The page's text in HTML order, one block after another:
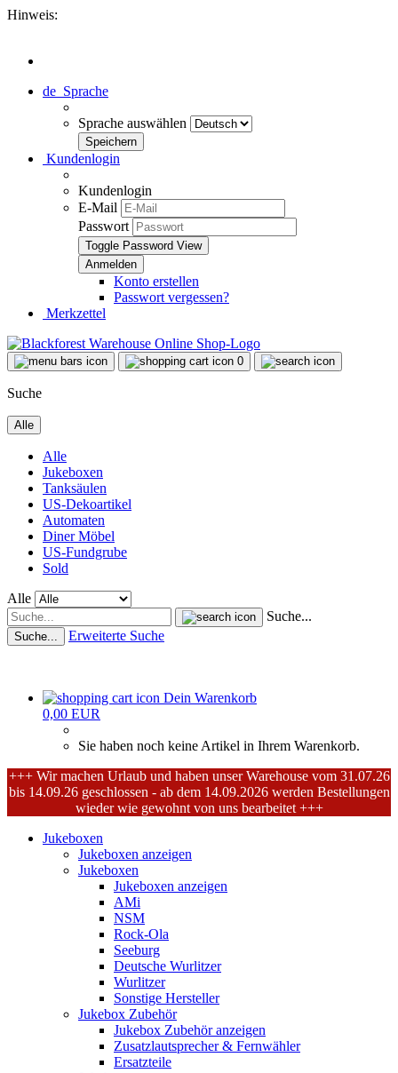
Hinweis:
de Sprache
Sprache auswählen
Kundenlogin
Kundenlogin
E-Mail
Passwort
Toggle Password View
Konto erstellen
Passwort vergessen?
Merkzettel
0
Suche
Alle
Alle
Jukeboxen
Tanksäulen
US-Dekoartikel
Automaten
Diner Möbel
US-Fundgrube
Sold
Alle
Suche...
Suche... Erweiterte Suche
Dein Warenkorb
0,00 EUR
Sie haben noch keine Artikel in Ihrem Warenkorb.
+++ Wir machen Urlaub und haben unser Warehouse vom 31.07.26
bis 14.09.26 geschlossen - ab dem 14.09.2026 werden Bestellungen
wieder wie gewohnt von uns bearbeitet +++
Jukeboxen
Jukeboxen anzeigen
Jukeboxen
Jukeboxen anzeigen
AMi
NSM
Rock-Ola
Seeburg
Deutsche Wurlitzer
Wurlitzer
Sonstige Hersteller
Jukebox Zubehör
Jukebox Zubehör anzeigen
Zusatzlautsprecher & Fernwähler
Ersatzteile